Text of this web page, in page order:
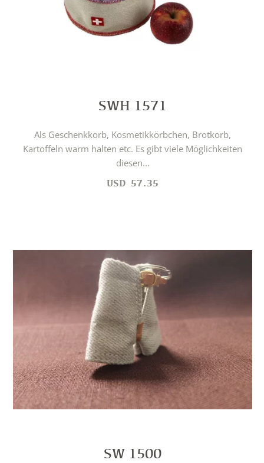
SWH 1571
Als Geschenkkorb, Kosmetikkörbchen, Brotkorb,
Kartoffeln warm halten etc. Es gibt viele Möglichkeiten
diesen...
USD 57.35
SW 1500